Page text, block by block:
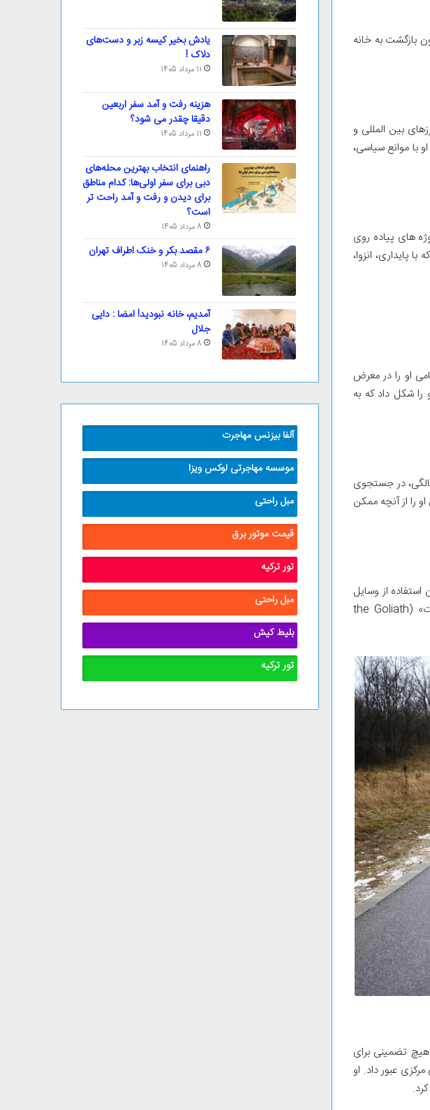
بازگشت به خانه
های جنگلی، مرزهای بین المللی و
با موانع سیاسی،
ترین پروژه های پیاده روی
انزوا،
او را در معرض
شکل داد که به
ماندگار بر او گذاشت و او را به این باور رساند که زمان نباید تلف شود. در 29 سالگی، در جستجوی
را از آنچه ممکن
از وسایل
نقلیه موتوری انجام دهد. این ایده به پروژه ای تبدیل شد که او بعدها آن را «سفر اکتشافی جالوت» (the Goliath
و نقشه ای که هیچ تضمینی برای
عبور داد. او
یادش بخیر کیسه‌ زبر و دست‌های
دلاک !
11 مرداد 1405
هزینه رفت و آمد سفر اربعین
دقیقا چقدر می شود؟
11 مرداد 1405
راهنمای انتخاب بهترین محله‌های
دبی برای سفر اولی‌ها: کدام مناطق
برای دیدن و رفت و آمد راحت تر
است؟
8 مرداد 1405
۶ مقصد بکر و خنک اطراف تهران
8 مرداد 1405
آمدیم، خانه نبودید! امضا : دایی
جلال
8 مرداد 1405
آلفا بیزنس مهاجرت
موسسه مهاجرتی لوکس ویزا
مبل راحتی
قیمت موتور برق
تور ترکیه
مبل راحتی
بلیط کیش
تور ترکیه